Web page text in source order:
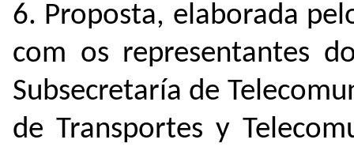
6. Proposta, elaborada
com os representantes
Subsecretaría de
de Transportes y